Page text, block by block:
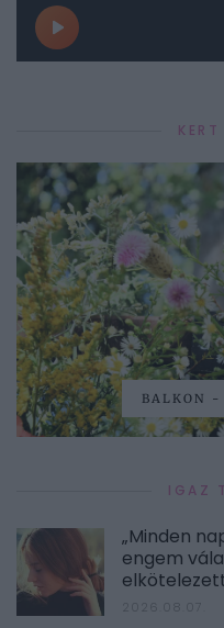
BALKON -
IGAZ
„Minden
engem
2026.08.07.